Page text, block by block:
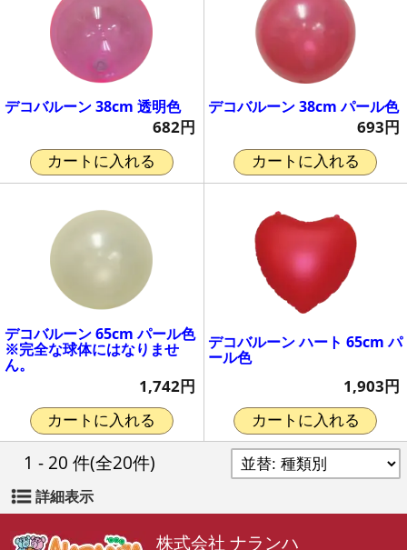
デコバルーン 38cm 透明色
682円
カートに入れる
デコバルーン 38cm パール色
693円
カートに入れる
デコバルーン 65cm パール色
※完全な球体にはなりませ
ん。
1,742円
カートに入れる
デコバルーン ハート 65cm パ
ール色
1,903円
カートに入れる
1 - 20 件(全20件)
詳細表示
株式会社 ナランハ